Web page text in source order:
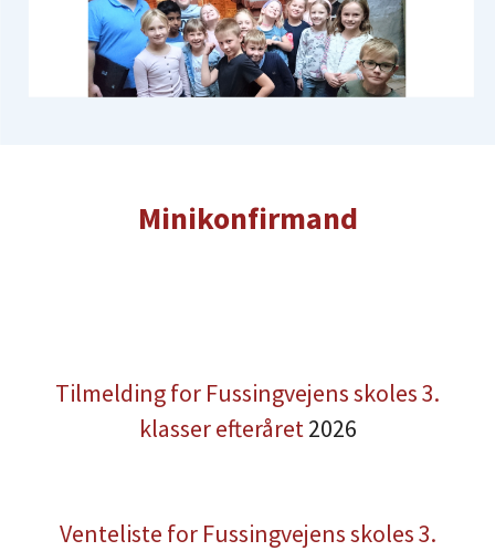
Minikonfirmand
Tilmelding for Fussingvejens skoles 3.
klasser efteråret2026
Venteliste for Fussingvejens skoles 3.